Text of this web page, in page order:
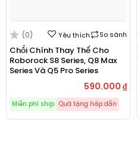
(0) Yêu thích So sánh
Chổi Chính Thay Thế Cho
Roborock S8 Series, Q8 Max
Series Và Q5 Pro Series
590.000 ₫
Miễn phí ship Quà tặng hấp dẫn